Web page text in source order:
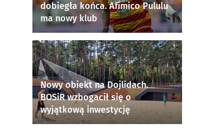
dobiegła końca. Afimico Pululu
ma nowy klub
Nowy obiekt na Dojlidach.
BOSiR wzbogacił się o
wyjątkową inwestycję